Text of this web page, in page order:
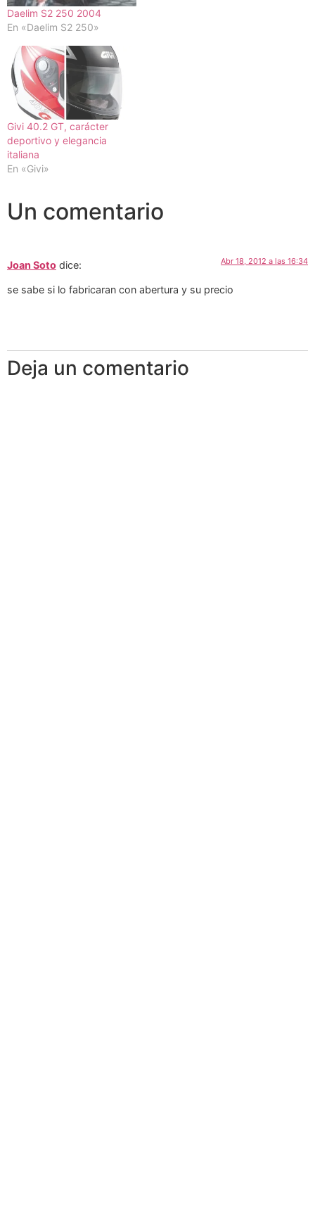
Daelim S2 250 2004
En «Daelim S2 250»
Givi 40.2 GT, carácter
deportivo y elegancia
italiana
En «Givi»
Un comentario
Joan Soto dice: Abr 18, 2012 a las 16:34
se sabe si lo fabricaran con abertura y su precio
Deja un comentario